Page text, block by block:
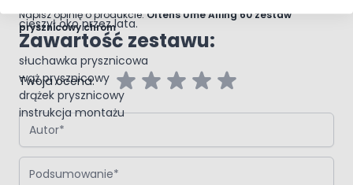
cieszył oko przez lata.
Zawartość zestawu:
słuchawka prysznicowa
wąż prysznicowy
drążek prysznicowy
instrukcja montażu
Napisz opinię o produkcie:Oltens Ume Alling 60 zestaw
prysznicowy chrom
Twoja ocena:
Autor
Podsumowanie